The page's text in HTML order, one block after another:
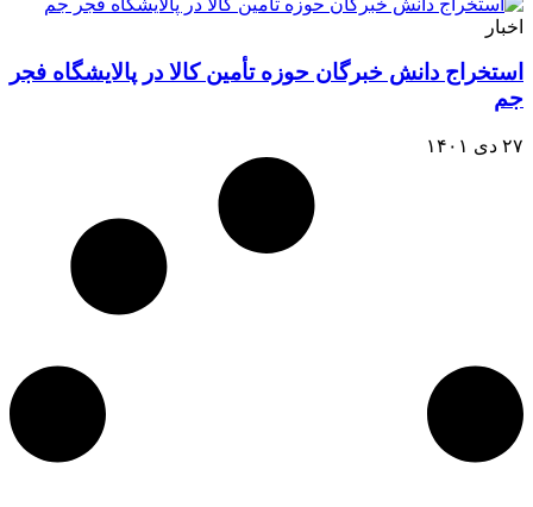
اخبار
استخراج دانش خبرگان حوزه تأمین کالا در پالایشگاه فجر
جم
۲۷ دی ۱۴۰۱